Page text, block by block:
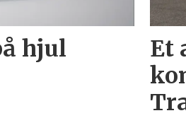
hjul
Et